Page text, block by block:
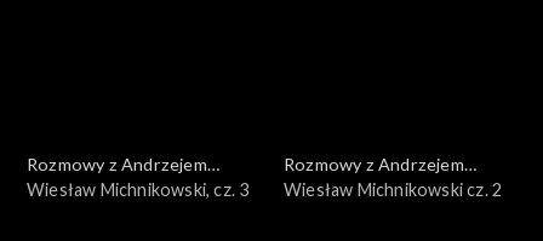
Rozmowy z Andrzejem
Doboszem
Wiesław Michnikowski, cz. 3
Rozmowy z Andrzejem
Doboszem
Wiesław Michnikowski cz. 2